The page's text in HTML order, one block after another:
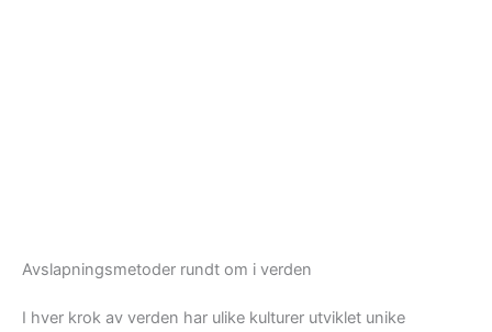
Avslapningsmetoder rundt om i verden
I hver krok av verden har ulike kulturer utviklet unike